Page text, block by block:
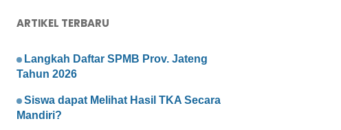
ARTIKEL TERBARU
Langkah Daftar SPMB Prov. Jateng
Tahun 2026
Siswa dapat Melihat Hasil TKA Secara
Mandiri?